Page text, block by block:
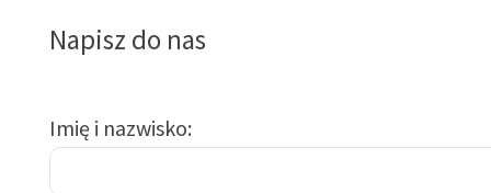
Napisz do nas
Imię i nazwisko